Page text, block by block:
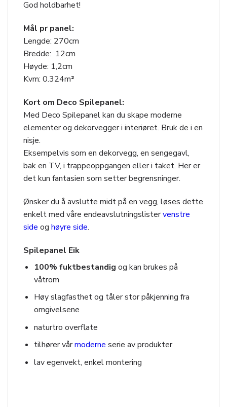
God holdbarhet!
Mål pr panel:
Lengde: 270cm
Bredde: 12cm
Høyde: 1,2cm
Kvm: 0.324m²
Kort om Deco Spilepanel:
Med Deco Spilepanel kan du skape moderne
elementer og dekorvegger i interiøret. Bruk de i en
nisje.
Eksempelvis som en dekorvegg, en sengegavl,
bak en TV, i trappeoppgangen eller i taket. Her er
det kun fantasien som setter begrensninger.
Ønsker du å avslutte midt på en vegg, løses dette
enkelt med våre endeavslutningslistervenstre
side og høyre side.
Spilepanel Eik
100% fuktbestandig og kan brukes på
våtrom
Høy slagfasthet og tåler stor påkjenning fra
omgivelsene
naturtro overflate
tilhører vårmoderne serie av produkter
lav egenvekt, enkel montering